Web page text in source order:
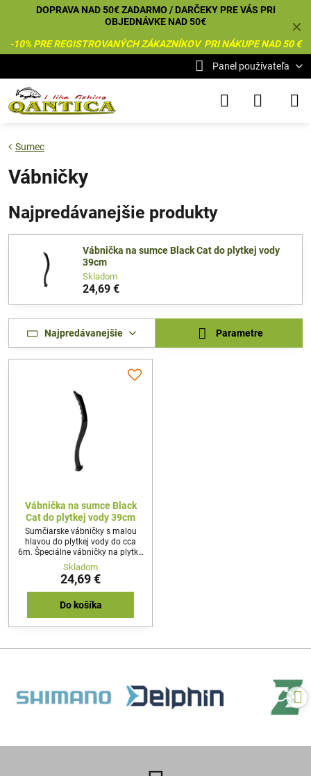
✕
DOPRAVA NAD 50€ ZADARMO / DARČEKY PRE VÁS PRI
OBJEDNÁVKE NAD 50€
-10% PRE REGISTROVANÝCH ZÁKAZNÍKOV PRI NÁKUPE NAD 50 €
Panel používateľa
Sumec
Vábničky
Najpredávanejšie produkty
Vábnička na sumce Black Cat do plytkej vody
39cm
Skladom
24,69 €
Najpredávanejšie Parametre
Vábnička na sumce Black
Cat do plytkej vody 39cm
Sumčiarske vábničky s malou
hlavou do plytkej vody do cca
6m. Špeciálne vábničky na plytkú
vodu otestované Stefanom
Seusom.
Skladom
24,69 €
Do košíka